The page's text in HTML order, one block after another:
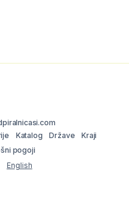
Katalog Države
Kraji
pogoji
English